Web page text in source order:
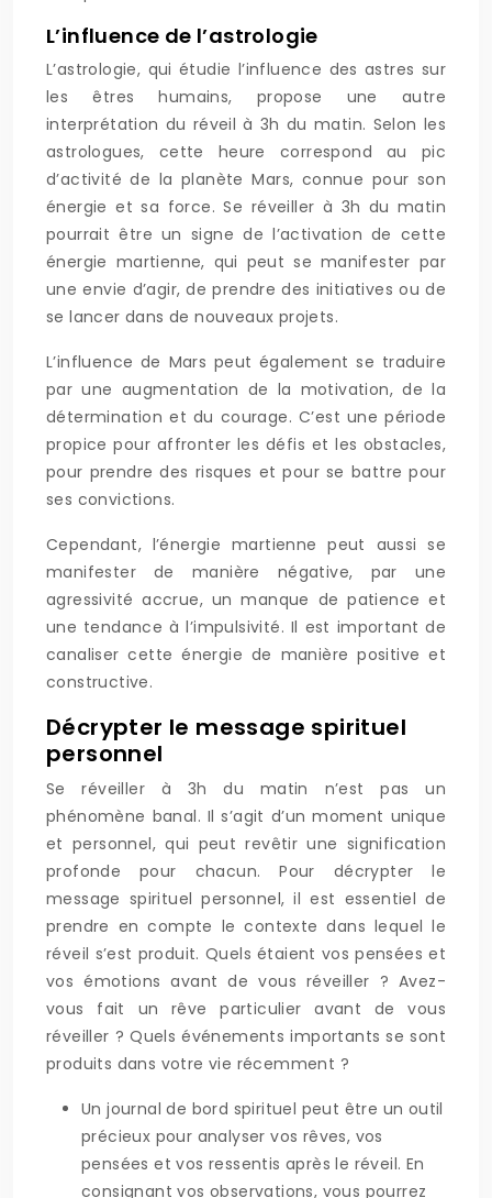
L’influence de l’astrologie
L’astrologie, qui étudie l’influence des astres sur
les êtres humains, propose une autre
interprétation du réveil à 3h du matin. Selon les
astrologues, cette heure correspond au pic
d’activité de la planète Mars, connue pour son
énergie et sa force. Se réveiller à 3h du matin
pourrait être un signe de l’activation de cette
énergie martienne, qui peut se manifester par
une envie d’agir, de prendre des initiatives ou de
se lancer dans de nouveaux projets.
L’influence de Mars peut également se traduire
par une augmentation de la motivation, de la
détermination et du courage. C’est une période
propice pour affronter les défis et les obstacles,
pour prendre des risques et pour se battre pour
ses convictions.
Cependant, l’énergie martienne peut aussi se
manifester de manière négative, par une
agressivité accrue, un manque de patience et
une tendance à l’impulsivité. Il est important de
canaliser cette énergie de manière positive et
constructive.
Décrypter le message spirituel
personnel
Se réveiller à 3h du matin n’est pas un
phénomène banal. Il s’agit d’un moment unique
et personnel, qui peut revêtir une signification
profonde pour chacun. Pour décrypter le
message spirituel personnel, il est essentiel de
prendre en compte le contexte dans lequel le
réveil s’est produit. Quels étaient vos pensées et
vos émotions avant de vous réveiller ? Avez-
vous fait un rêve particulier avant de vous
réveiller ? Quels événements importants se sont
produits dans votre vie récemment ?
Un journal de bord spirituel peut être un outil
précieux pour analyser vos rêves, vos
pensées et vos ressentis après le réveil. En
consignant vos observations, vous pourrez